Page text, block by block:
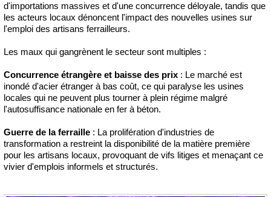
d'importations massives et d'une concurrence déloyale, tandis que
les acteurs locaux dénoncent l'impact des nouvelles usines sur
l'emploi des artisans ferrailleurs.
Les maux qui gangrènent le secteur sont multiples :
Concurrence étrangère et baisse des prix : Le marché est
inondé d'acier étranger à bas coût, ce qui paralyse les usines
locales qui ne peuvent plus tourner à plein régime malgré
l'autosuffisance nationale en fer à béton.
Guerre de la ferraille : La prolifération d'industries de
transformation a restreint la disponibilité de la matière première
pour les artisans locaux, provoquant de vifs litiges et menaçant ce
vivier d'emplois informels et structurés.